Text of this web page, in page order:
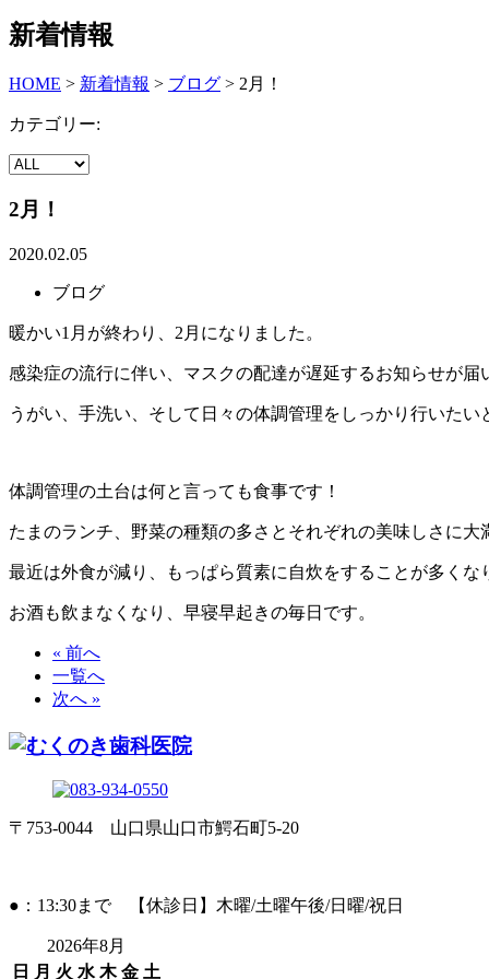
新着情報
HOME > 新着情報 > ブログ > 2月！
カテゴリー:
2月！
2020.02.05
ブログ
暖かい1月が終わり、2月になりました。
感染症の流行に伴い、マスクの配達が遅延するお知らせが届
うがい、手洗い、そして日々の体調管理をしっかり行いたい
体調管理の土台は何と言っても食事です！
たまのランチ、野菜の種類の多さとそれぞれの美味しさに大
最近は外食が減り、もっぱら質素に自炊をすることが多くな
お酒も飲まなくなり、早寝早起きの毎日です。
« 前へ
一覧へ
次へ »
〒753-0044 山口県山口市鰐石町5-20
●：13:30まで 【休診日】木曜/土曜午後/日曜/祝日
2026年8月
日
月 火 水 木 金 土